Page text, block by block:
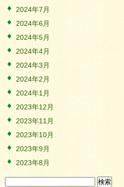
2024年7月
2024年6月
2024年5月
2024年4月
2024年3月
2024年2月
2024年1月
2023年12月
2023年11月
2023年10月
2023年9月
2023年8月